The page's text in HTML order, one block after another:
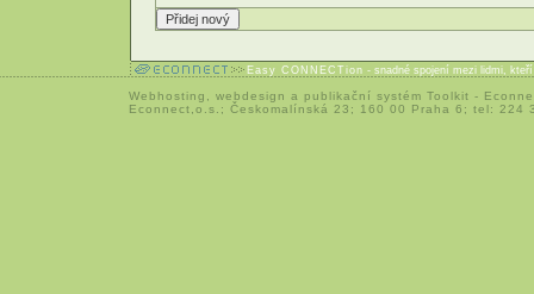
Easy CONNECTion - snadné spojení mezi lidmi,
Webhosting webdesign a publikační systém Toolkit -
Econnect,o.s.; Českomalínská 23; 160 00 Praha 6; tel: 224